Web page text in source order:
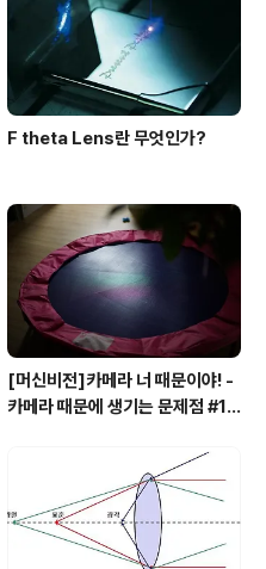
F theta Lens란 무엇인가?
[머신비전]카메라 너 때문이야! -
카메라 때문에 생기는 문제점 #1